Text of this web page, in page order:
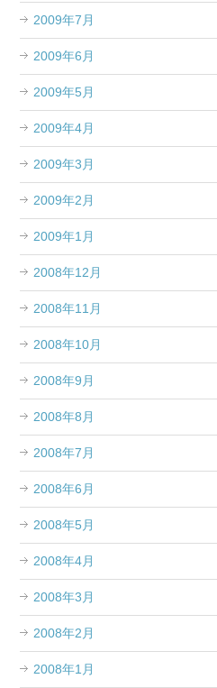
2009年7月
2009年6月
2009年5月
2009年4月
2009年3月
2009年2月
2009年1月
2008年12月
2008年11月
2008年10月
2008年9月
2008年8月
2008年7月
2008年6月
2008年5月
2008年4月
2008年3月
2008年2月
2008年1月